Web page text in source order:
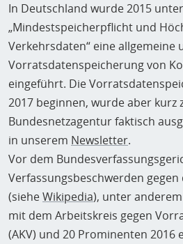
In Deutschland wurde 2015
„Mindestspeicherpflicht und
Verkehrsdaten“ eine allgemeine
Vorratsdatenspeicherung von
eingeführt. Die
2017 beginnen, wurde aber kurz
Bundesnetzagentur faktisch
in unserem Newsletter.
Vor dem
Verfassungsbeschwerden gegen
(sieheWikipedia), unter
mit dem Arbeitskreis gegen
(AKV) und 20 Prominenten 2016